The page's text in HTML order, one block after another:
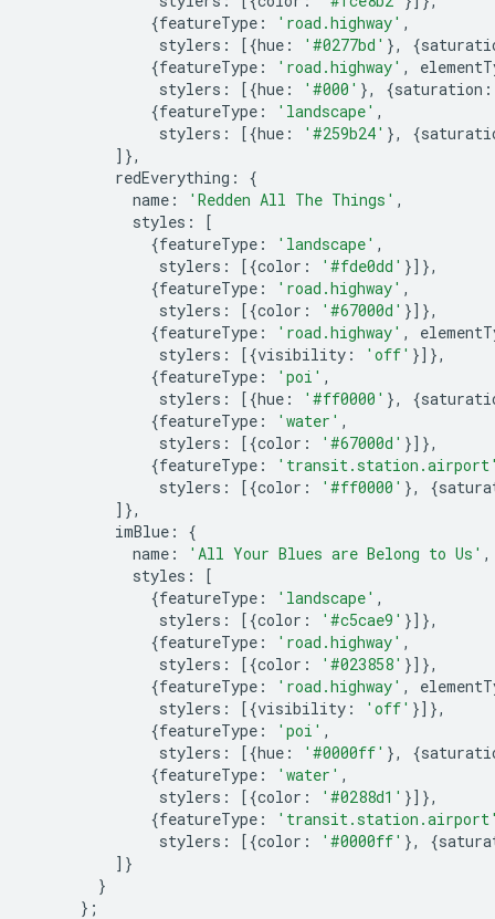
{featureType : 'road.highway' ,
stylers : [{hue : '#0277bd' }, {
{featureType : 'road.highway' ,
stylers : [{hue : '#000' }, {saturation :
{featureType : 'landscape' ,
stylers : [{hue : '#259b24' }, {
]},
redEverything :
{
name : 'Redden All The Things' ,
styles :
[
{featureType : 'landscape' ,
stylers : [{color : '#fde0dd' }]},
{featureType : 'road.highway' ,
stylers : [{color : '#67000d' }]},
{featureType : 'road.highway' ,
stylers : [{visibility : 'off' }]},
{featureType : 'poi' ,
stylers : [{hue : '#ff0000' }, {
{featureType : 'water' ,
stylers : [{color : '#67000d' }]},
{featureType :
stylers : [{color : '#ff0000' }, {
]},
imBlue :
{
name : 'All Your Blues are Belong to Us' ,
styles :
[
{featureType : 'landscape' ,
stylers : [{color : '#c5cae9' }]},
{featureType : 'road.highway' ,
stylers : [{color : '#023858' }]},
{featureType : 'road.highway' ,
stylers : [{visibility : 'off' }]},
{featureType : 'poi' ,
stylers : [{hue : '#0000ff' }, {
{featureType : 'water' ,
stylers : [{color : '#0288d1' }]},
{featureType :
stylers : [{color : '#0000ff' }, {
]}
}
};